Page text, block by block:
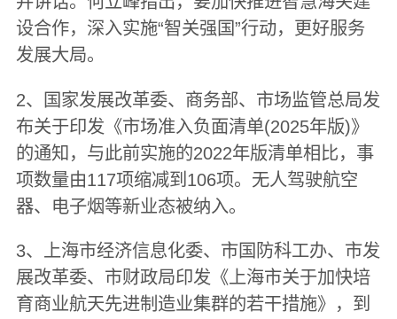
设合作，深入实施“智关强国”行动，更好服务
发展大局。
2、国家发展改革委、商务部、市场监管总局发
布关于印发《市场准入负面清单(2025年版)》
的通知，与此前实施的2022年版清单相比，事
项数量由117项缩减到106项。无人驾驶航空
器、电子烟等新业态被纳入。
3、上海市经济信息化委、市国防科工办、市发
展改革委、市财政局印发《上海市关于加快培
育商业航天先进制造业集群的若干措施》，到